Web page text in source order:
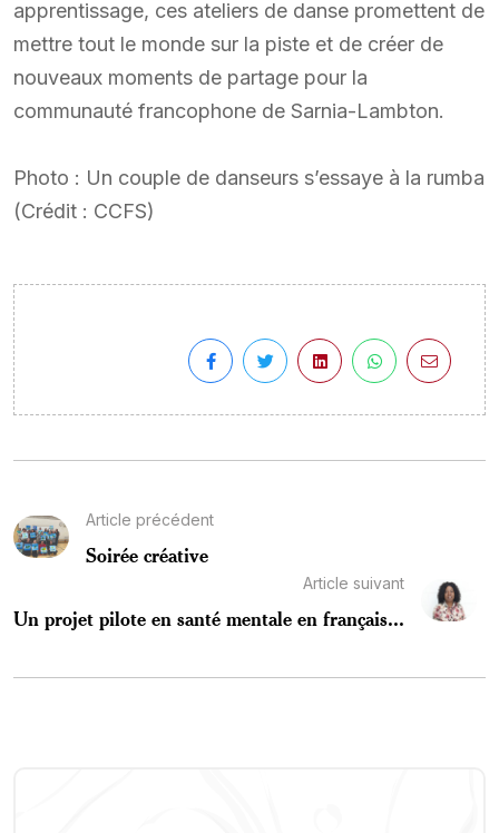
apprentissage, ces ateliers de danse promettent de
mettre tout le monde sur la piste et de créer de
nouveaux moments de partage pour la
communauté francophone de Sarnia-Lambton.
Photo : Un couple de danseurs s’essaye à la rumba
(Crédit : CCFS)
Article précédent
Soirée créative
Article suivant
Un projet pilote en santé mentale en français...